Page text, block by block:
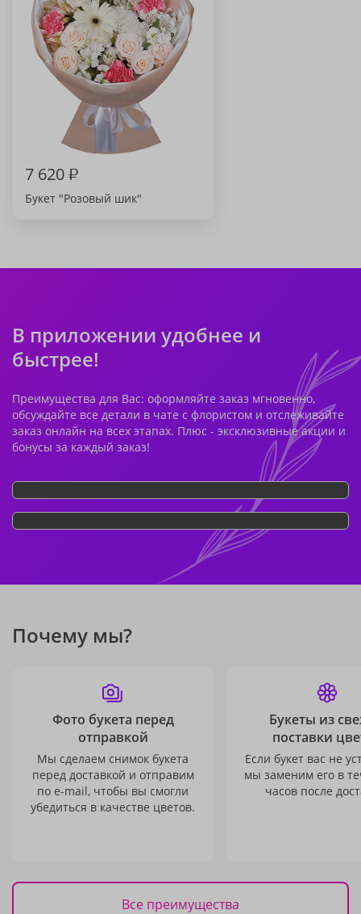
7 620₽
Букет "Розовый шик"
В приложении удобнее и
быстрее!
Преимущества для Вас: оформляйте заказ мгновенно,
обсуждайте все детали в чате с флористом и отслеживайте
заказ онлайн на всех этапах. Плюс - эксклюзивные акции и
бонусы за каждый заказ!
Почему мы?
Фото букета перед
отправкой
Мы сделаем снимок букета
перед доставкой и отправим
по e-mail, чтобы вы смогли
убедиться в качестве цветов.
Букеты из
поставки
Если букет вас не
мы заменим его в
часов после
Все преимущества